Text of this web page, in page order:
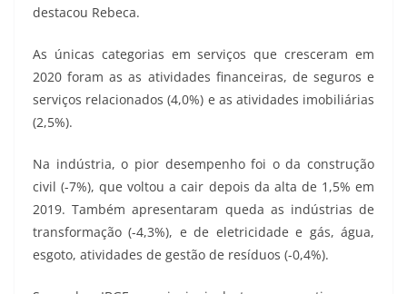
destacou Rebeca.
As únicas categorias em serviços que cresceram em
2020 foram as as atividades financeiras, de seguros e
serviços relacionados (4,0%) e as atividades imobiliárias
(2,5%).
Na indústria, o pior desempenho foi o da construção
civil (-7%), que voltou a cair depois da alta de 1,5% em
2019. Também apresentaram queda as indústrias de
transformação (-4,3%), e de eletricidade e gás, água,
esgoto, atividades de gestão de resíduos (-0,4%).